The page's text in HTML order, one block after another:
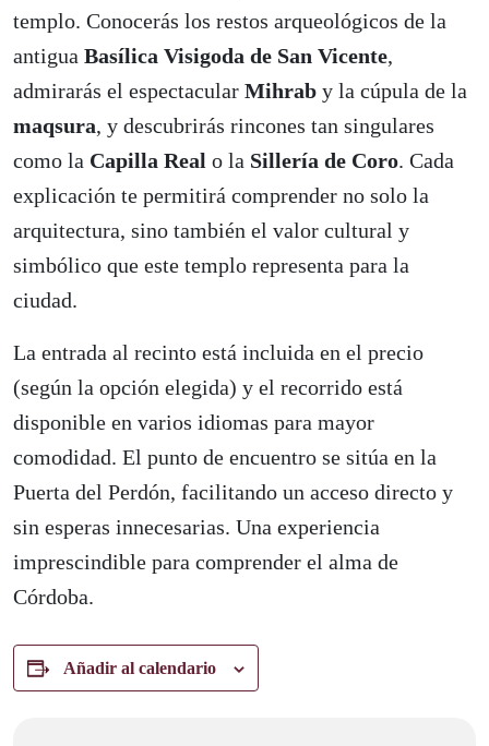
templo. Conocerás los restos arqueológicos de la
antigua Basílica Visigoda de San Vicente,
admirarás el espectacular Mihrab y la cúpula de la
maqsura, y descubrirás rincones tan singulares
como la Capilla Real o la Sillería de Coro. Cada
explicación te permitirá comprender no solo la
arquitectura, sino también el valor cultural y
simbólico que este templo representa para la
ciudad.
La entrada al recinto está incluida en el precio
(según la opción elegida) y el recorrido está
disponible en varios idiomas para mayor
comodidad. El punto de encuentro se sitúa en la
Puerta del Perdón, facilitando un acceso directo y
sin esperas innecesarias. Una experiencia
imprescindible para comprender el alma de
Córdoba.
Añadir al calendario